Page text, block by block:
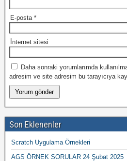
E-posta *
İnternet sitesi
Daha sonraki yorumlarımda
adresim ve site adresim bu tarayıcıya
Son Eklenenler
Scratch Uygulama Örnekleri
AGS ÖRNEK SORULAR 24 Şubat 2025